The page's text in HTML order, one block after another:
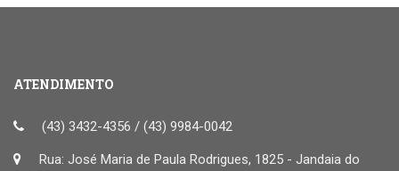
ATENDIMENTO
(43) 3432-4356 / (43) 9984-0042
Rua: José Maria de Paula Rodrigues, 1825 - Jandaia do